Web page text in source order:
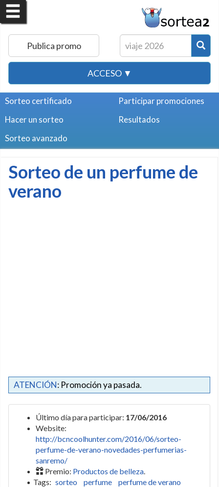
Publica promo
ACCESO ▼
Sorteo certificado
Hacer un sorteo
Sorteo avanzado
Participar promociones
Resultados
Sorteo de un perfume de
verano
ATENCIÓN: Promoción ya pasada.
Último día para participar: 17/06/2016
Website:
http://bcncoolhunter.com/2016/06/sorteo-
perfume-de-verano-novedades-perfumerias-
sanremo/
Premio: Productos de belleza.
Tags: sorteo perfume
perfume de verano